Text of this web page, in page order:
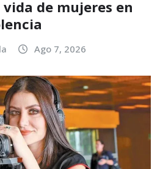
de mujeres en
Ago 7, 2026